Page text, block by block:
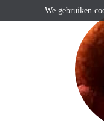
We gebruiken